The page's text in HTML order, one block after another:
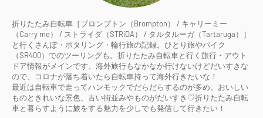
折りたたみ自転車［ブロンプトン（Brompton） / キャリーミー
（Carry me） / ストライダ（STRiDA） / タルタルーガ（Tartaruga）］
と行くさんぽ・ポタリング・輪行旅の記録。ひとり旅やバイク
（SR400）でのツーリングも。折りたたみ自転車と行く旅行・アウト
ドア情報がメインです。海外旅行もなかなか行けないけどだいすきな
ので、コロナが落ち着いたら自転車持って海外行きたいな！
最近は自転車で走ってハンモックでだらだらするのが多め。おいしい
ものときれいな景色、古い街並みやものがだいすき♡折りたたみ自転
車と暮らすように旅をする魅力を少しでも発信して行きたい！